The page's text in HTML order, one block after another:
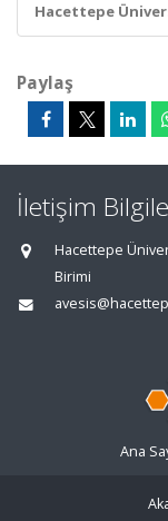
Hacettepe
Paylaş
İletişim
Hacettepe
Birimi
Ana